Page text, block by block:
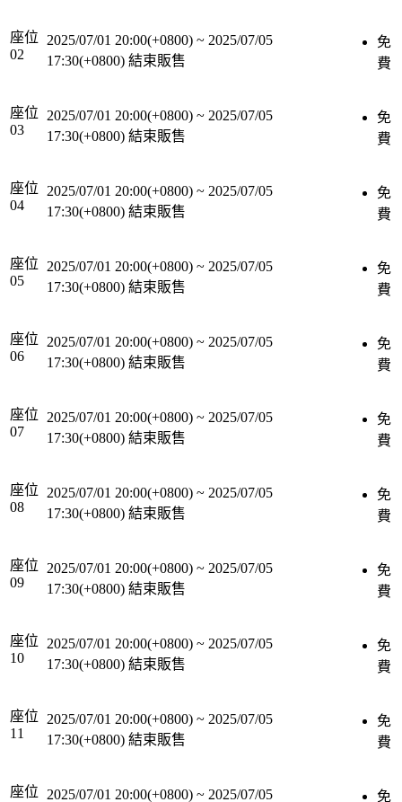
座位
02
2025/07/01 20:00(+0800) ~ 2025/07/05
17:30(+0800) 結束販售
免
費
座位
03
2025/07/01 20:00(+0800) ~ 2025/07/05
17:30(+0800) 結束販售
免
費
座位
04
2025/07/01 20:00(+0800) ~ 2025/07/05
17:30(+0800) 結束販售
免
費
座位
05
2025/07/01 20:00(+0800) ~ 2025/07/05
17:30(+0800) 結束販售
免
費
座位
06
2025/07/01 20:00(+0800) ~ 2025/07/05
17:30(+0800) 結束販售
免
費
座位
07
2025/07/01 20:00(+0800) ~ 2025/07/05
17:30(+0800) 結束販售
免
費
座位
08
2025/07/01 20:00(+0800) ~ 2025/07/05
17:30(+0800) 結束販售
免
費
座位
09
2025/07/01 20:00(+0800) ~ 2025/07/05
17:30(+0800) 結束販售
免
費
座位
10
2025/07/01 20:00(+0800) ~ 2025/07/05
17:30(+0800) 結束販售
免
費
座位
11
2025/07/01 20:00(+0800) ~ 2025/07/05
17:30(+0800) 結束販售
免
費
座位
2025/07/01 20:00(+0800) ~ 2025/07/05 免